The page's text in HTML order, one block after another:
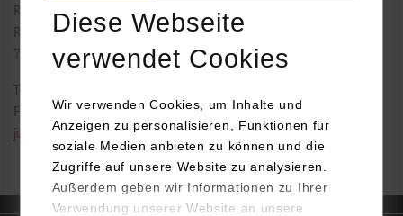
Diese Webseite
verwendet Cookies
Wir verwenden Cookies, um Inhalte und
Anzeigen zu personalisieren, Funktionen für
soziale Medien anbieten zu können und die
Zugriffe auf unsere Website zu analysieren.
Außerdem geben wir Informationen zu Ihrer
Verwendung unserer Website an unsere
Rotebühlplatz 41
Raum: 2.01
70178
Stuttgart
Fax: 0711/1849-4520
julia.jany@dhbw-stuttgart.de